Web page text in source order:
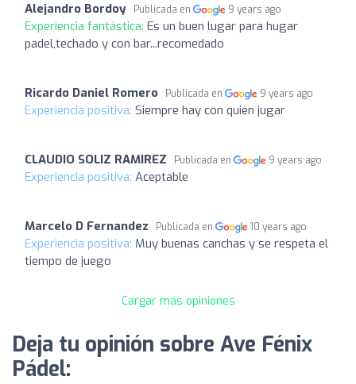
Alejandro Bordoy Publicada en 9 years ago
Experiencia fantástica: Es un buen lugar para hugar
padel,techado y con bar...recomedado
Ricardo Daniel Romero Publicada en 9 years ago
Experiencia positiva: Siempre hay con quien jugar
CLAUDIO SOLIZ RAMIREZ Publicada en 9 years ago
Experiencia positiva: Aceptable
Marcelo D Fernandez Publicada en 10 years ago
Experiencia positiva: Muy buenas canchas y se respeta el
tiempo de juego
Cargar más opiniones
Deja tu opinión sobre Ave Fénix ​​
Pádel: